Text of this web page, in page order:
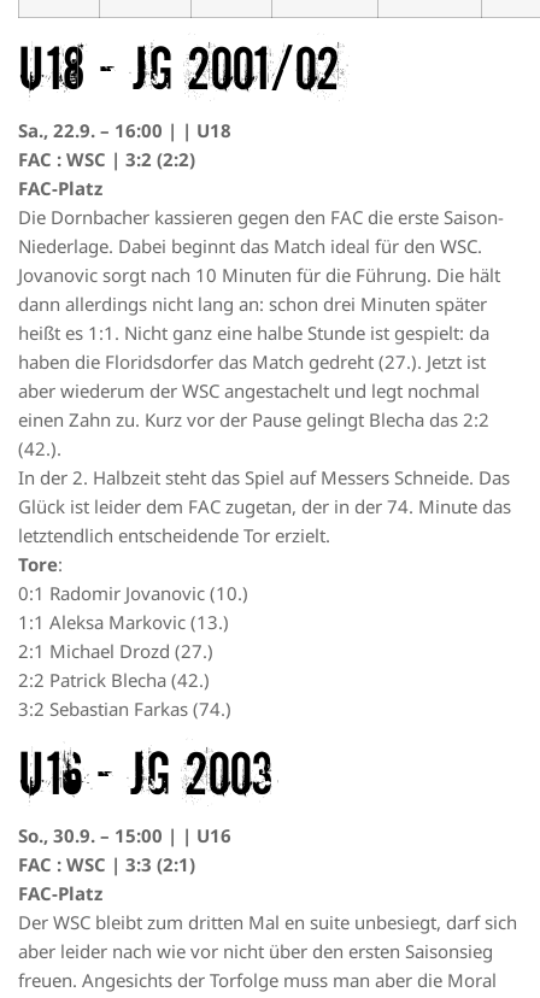
U18 – JG 2001/02
Sa., 22.9. – 16:00 | | U18
FAC : WSC | 3:2 (2:2)
FAC-Platz
Die Dornbacher kassieren gegen den FAC die erste Saison-
Niederlage. Dabei beginnt das Match ideal für den WSC.
Jovanovic sorgt nach 10 Minuten für die Führung. Die hält
dann allerdings nicht lang an: schon drei Minuten später
heißt es 1:1. Nicht ganz eine halbe Stunde ist gespielt: da
haben die Floridsdorfer das Match gedreht (27.). Jetzt ist
aber wiederum der WSC angestachelt und legt nochmal
einen Zahn zu. Kurz vor der Pause gelingt Blecha das 2:2
(42.).
In der 2. Halbzeit steht das Spiel auf Messers Schneide. Das
Glück ist leider dem FAC zugetan, der in der 74. Minute das
letztendlich entscheidende Tor erzielt.
Tore:
0:1 Radomir Jovanovic (10.)
1:1 Aleksa Markovic (13.)
2:1 Michael Drozd (27.)
2:2 Patrick Blecha (42.)
3:2 Sebastian Farkas (74.)
U16 – JG 2003
So., 30.9. – 15:00 | | U16
FAC : WSC | 3:3 (2:1)
FAC-Platz
Der WSC bleibt zum dritten Mal en suite unbesiegt, darf sich
aber leider nach wie vor nicht über den ersten Saisonsieg
freuen. Angesichts der Torfolge muss man aber die Moral